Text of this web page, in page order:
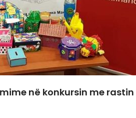
në konkursin me rastin